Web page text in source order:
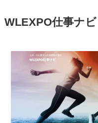
WLEXPO仕事ナビ